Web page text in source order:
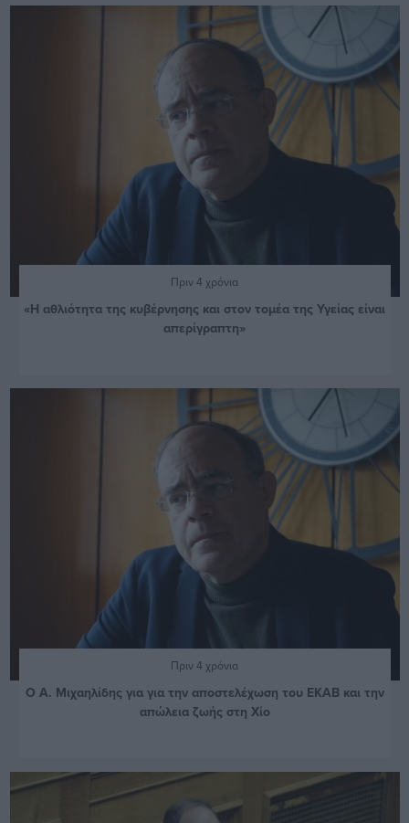
Πριν 4 χρόνια
«Η αθλιότητα της κυβέρνησης και στον τομέα της Υγείας είναι
απερίγραπτη»
Πριν 4 χρόνια
Ο Α. Μιχαηλίδης για για την αποστελέχωση του ΕΚΑΒ και την
απώλεια ζωής στη Χίο